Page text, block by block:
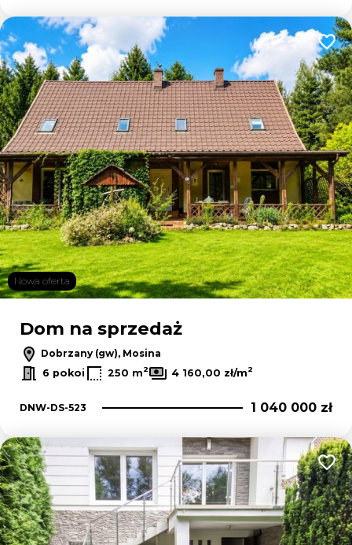
Nowa oferta
Dom na sprzedaż
Dobrzany (gw), Mosina
6 pokoi
250 m2 4 160,00 zł/m2
DNW-DS-523 1 040 000 zł